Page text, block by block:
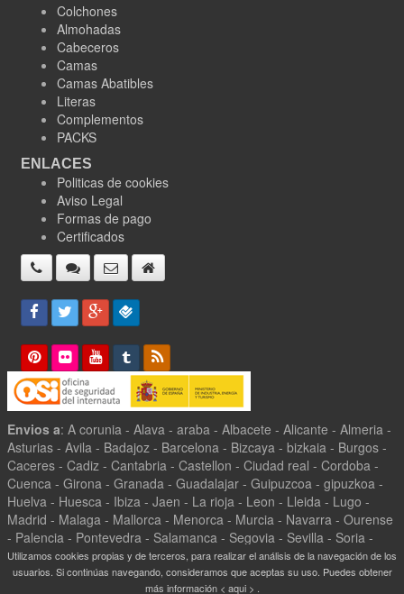
Colchones
Almohadas
Cabeceros
Camas
Camas Abatibles
Literas
Complementos
PACKS
ENLACES
Politicas de cookies
Aviso Legal
Formas de pago
Certificados
Envios a: A corunia - Alava - araba - Albacete - Alicante - Almeria -
Asturias - Avila - Badajoz - Barcelona - Bizcaya - bizkaia - Burgos -
Caceres - Cadiz - Cantabria - Castellon - Ciudad real - Cordoba -
Cuenca - Girona - Granada - Guadalajar - Guipuzcoa - gipuzkoa -
Huelva - Huesca - Ibiza - Jaen - La rioja - Leon - Lleida - Lugo -
Madrid - Malaga - Mallorca - Menorca - Murcia - Navarra - Ourense
- Palencia - Pontevedra - Salamanca - Segovia - Sevilla - Soria -
Tarragona - Teruel - Toledo - Valencia - Valladolid - Zamora -
Zaragoza -
Utilizamos cookies propias y de terceros, para realizar el análisis de la navegación de los
usuarios. Si continúas navegando, consideramos que aceptas su uso. Puedes obtener
más información < aqui >